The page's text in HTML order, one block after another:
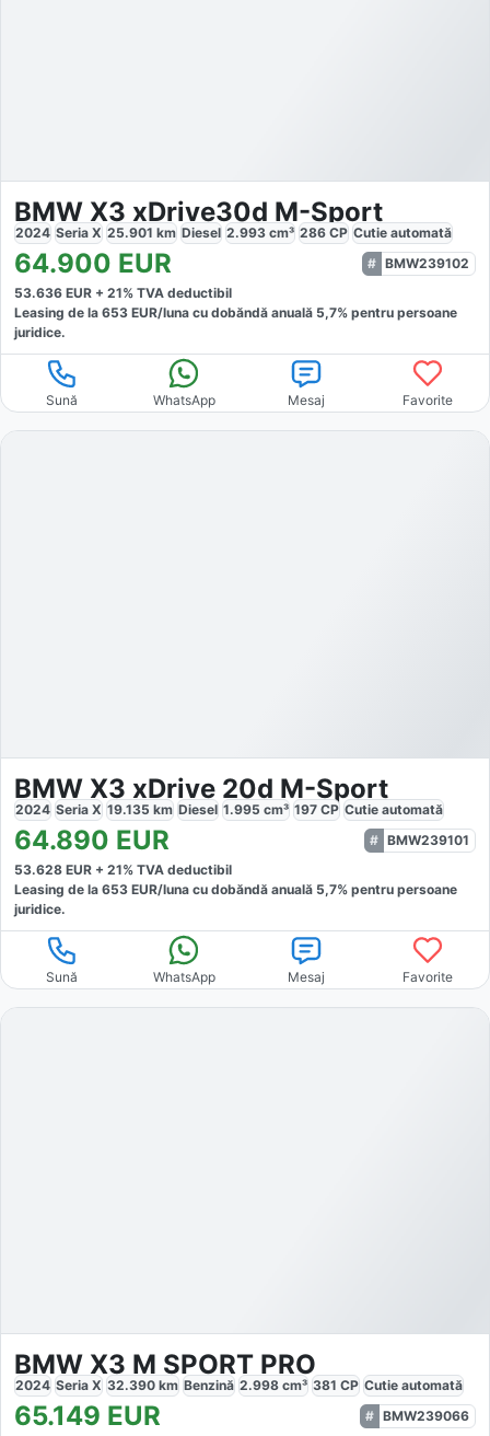
BMW X3 xDrive30d M-Sport
2024 Seria X 25.901 km Diesel 2.993 cm³ 286 CP Cutie automată
64.900 EUR
BMW239102
53.636 EUR + 21% TVA deductibil
Leasing de la 653 EUR/luna cu dobăndă anuală 5,7% pentru persoane
juridice.
Sună WhatsApp Mesaj Favorite
BMW X3 xDrive 20d M-Sport
2024 Seria X 19.135 km Diesel 1.995 cm³ 197 CP Cutie automată
64.890 EUR
BMW239101
53.628 EUR + 21% TVA deductibil
Leasing de la 653 EUR/luna cu dobăndă anuală 5,7% pentru persoane
juridice.
Sună WhatsApp Mesaj Favorite
BMW X3 M SPORT PRO
2024 Seria X 32.390 km Benzină 2.998 cm³ 381 CP Cutie automată
65.149 EUR
BMW239066